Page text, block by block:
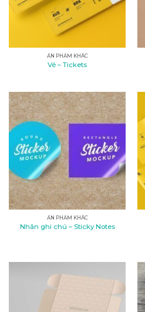
ẤN PHẨM KHÁC
Vé – Tickets
ẤN PHẨM KHÁC
Nhãn ghi chú – Sticky Notes